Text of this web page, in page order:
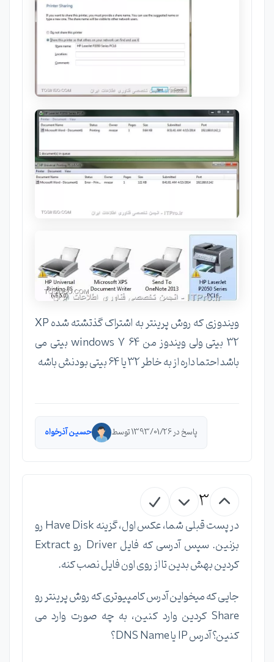
ویندوزی که روش پرینتر به اشتراک گذتشته شده XP
32 بیتی ولی ویندوز من windows 7 64 بیتی می
باشد احتما داره از به خاطر 32 یا 64 بیتی بودنش باشه
پاسخ در 1393/01/26 توسط حسین آذرخواه
3
در پست قبلی شما، عکس اول، گزینه Have Disk رو
بزنین. سپس آدرسی که فایل Driver رو Extract
کردین بهش بدین تا از روی اون فایل نصب کنه.
جایی که میخواین آدرس کامپیوتری که روش پرینتر رو
Share کردین وارد کنین، به چه صورت وارد می
کنین؟ آدرس IP یا DNS Name؟